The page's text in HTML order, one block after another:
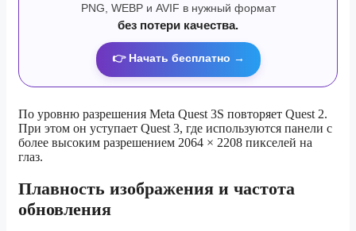
PNG, WEBP и AVIF в нужный формат
без потери качества.
👉 Начать бесплатно →
По уровню разрешения Meta Quest 3S повторяет Quest 2.
При этом он уступает Quest 3, где используются панели с
более высоким разрешением 2064 × 2208 пикселей на
глаз.
Плавность изображения и частота
обновления